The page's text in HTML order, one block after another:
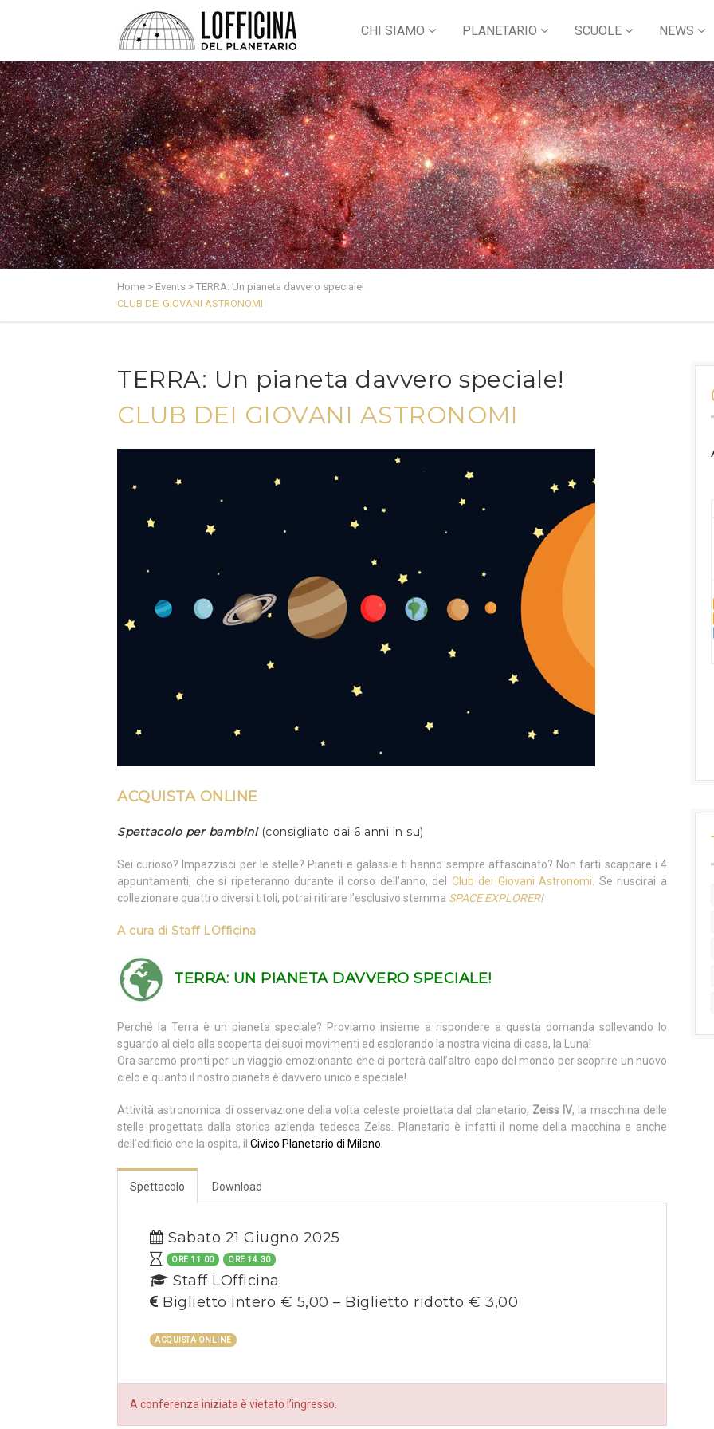
CHI SIAMO PLANETARIO SCUOLE NEWS
Home > Events > TERRA: Un pianeta davvero speciale!
CLUB DEI GIOVANI ASTRONOMI
TERRA: Un pianeta davvero speciale!
CLUB DEI GIOVANI ASTRONOMI
ACQUISTA ONLINE
Spettacolo per bambini (consigliato dai 6 anni in su)
Sei curioso? Impazzisci per le stelle? Pianeti e galassie ti hanno sempre affascinato? Non farti scappare i 4
appuntamenti, che si ripeteranno durante il corso dell’anno, del Club dei Giovani Astronomi . Se riuscirai a
collezionare quattro diversi titoli, potrai ritirare l’esclusivo stemma SPACE EXPLORER!
A cura di Staff LOfficina
TERRA: UN PIANETA DAVVERO SPECIALE!
Perché la Terra è un pianeta speciale? Proviamo insieme a rispondere a questa domanda sollevando lo
sguardo al cielo alla scoperta dei suoi movimenti ed esplorando la nostra vicina di casa, la Luna!
Ora saremo pronti per un viaggio emozionante che ci porterà dall’altro capo del mondo per scoprire un nuovo
cielo e quanto il nostro pianeta è davvero unico e speciale!
Attività astronomica di osservazione della volta celeste proiettata dal planetario, Zeiss IV, la macchina delle
stelle progettata dalla storica azienda tedesca Zeiss . Planetario è infatti il nome della macchina e anche
dell’edificio che la ospita, il Civico Planetario di Milano.
Spettacolo Download
Sabato 21 Giugno 2025
ORE 11.00 ORE 14.30
Staff LOfficina
Biglietto intero € 5,00 – Biglietto ridotto € 3,00
ACQUISTA ONLINE
A conferenza iniziata è vietato l’ingresso.